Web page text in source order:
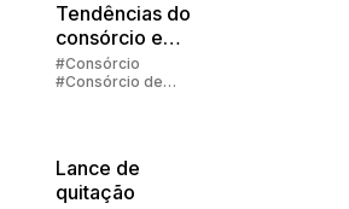
Tendências do
consórcio em
2025
#Consórcio
#Consórcio de
Lance de
quitação